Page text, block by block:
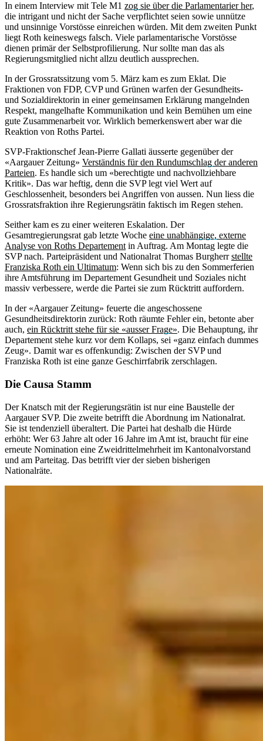
In einem Interview mit Tele M1 zog sie über die Parlamentarier her,
die intrigant und nicht der Sache verpflichtet seien sowie unnütze
und unsinnige Vorstösse einreichen würden. Mit dem zweiten Punkt
liegt Roth keineswegs falsch. Viele parlamentarische Vorstösse
dienen primär der Selbstprofilierung. Nur sollte man das als
Regierungsmitglied nicht allzu deutlich aussprechen.
In der Grossratssitzung vom 5. März kam es zum Eklat. Die
Fraktionen von FDP, CVP und Grünen warfen der Gesundheits-
und Sozialdirektorin in einer gemeinsamen Erklärung mangelnden
Respekt, mangelhafte Kommunikation und kein Bemühen um eine
gute Zusammenarbeit vor. Wirklich bemerkenswert aber war die
Reaktion von Roths Partei.
SVP-Fraktionschef Jean-Pierre Gallati äusserte gegenüber der
«Aargauer Zeitung» Verständnis für den Rundumschlag der anderen
Parteien. Es handle sich um «berechtigte und nachvollziehbare
Kritik». Das war heftig, denn die SVP legt viel Wert auf
Geschlossenheit, besonders bei Angriffen von aussen. Nun liess die
Grossratsfraktion ihre Regierungsrätin faktisch im Regen stehen.
Seither kam es zu einer weiteren Eskalation. Der
Gesamtregierungsrat gab letzte Woche eine unabhängige, externe
Analyse von Roths Departement in Auftrag. Am Montag legte die
SVP nach. Parteipräsident und Nationalrat Thomas Burgherrstellte
Franziska Roth ein Ultimatum: Wenn sich bis zu den Sommerferien
ihre Amtsführung im Departement Gesundheit und Soziales nicht
massiv verbessere, werde die Partei sie zum Rücktritt auffordern.
In der «Aargauer Zeitung» feuerte die angeschossene
Gesundheitsdirektorin zurück: Roth räumte Fehler ein, betonte aber
auch, ein Rücktritt stehe für sie «ausser Frage». Die Behauptung, ihr
Departement stehe kurz vor dem Kollaps, sei «ganz einfach dummes
Zeug». Damit war es offenkundig: Zwischen der SVP und
Franziska Roth ist eine ganze Geschirrfabrik zerschlagen.
Die Causa Stamm
Der Knatsch mit der Regierungsrätin ist nur eine Baustelle der
Aargauer SVP. Die zweite betrifft die Abordnung im Nationalrat.
Sie ist tendenziell überaltert. Die Partei hat deshalb die Hürde
erhöht: Wer 63 Jahre alt oder 16 Jahre im Amt ist, braucht für eine
erneute Nomination eine Zweidrittelmehrheit im Kantonalvorstand
und am Parteitag. Das betrifft vier der sieben bisherigen
Nationalräte.